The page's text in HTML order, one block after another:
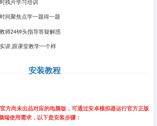
残片学习培训
聚焦点学一题得一题
24钟头指导答疑解惑
讲,跟课堂教学一个样
安装教程
方尚未出品对应的电脑版，可通过安卓模拟器运行官方正版
端使用需求，以下是安装步骤：